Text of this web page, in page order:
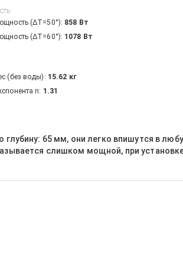
(ΔT=50°): 858 Вт
(ΔT=60°): 1078 Вт
(без воды): 15.62 кг
n: 1.31
65 мм, они легко впишутся в
слишком мощной, при